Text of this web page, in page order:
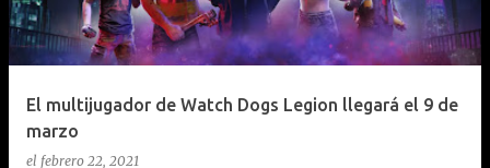
El multijugador de Watch Dogs Legion llegará el 9 de
marzo
el febrero 22, 2021